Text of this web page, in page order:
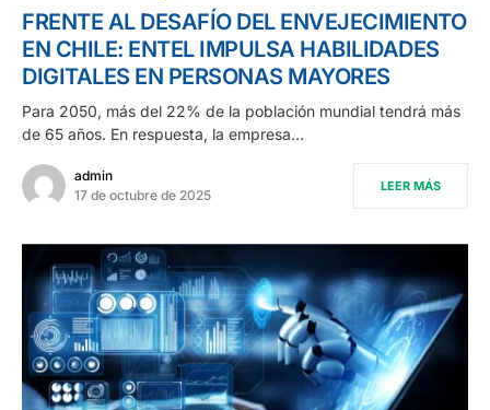
FRENTE AL DESAFÍO DEL ENVEJECIMIENTO
EN CHILE: ENTEL IMPULSA HABILIDADES
DIGITALES EN PERSONAS MAYORES
Para 2050, más del 22% de la población mundial tendrá más
de 65 años. En respuesta, la empresa…
admin
17 de octubre de 2025
LEER MÁS